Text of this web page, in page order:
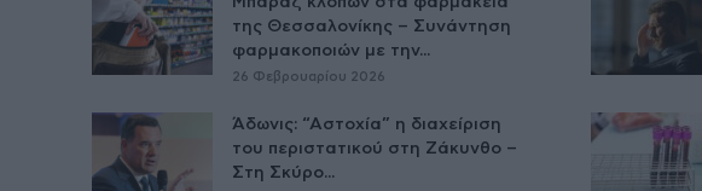
της Θεσσαλονίκης – Συνάντηση
φαρμακοποιών με την...
26 Φεβρουαρίου 2026
Άδωνις: “Αστοχία” η διαχείριση
του περιστατικού στη Ζάκυνθο –
Στη Σκύρο...